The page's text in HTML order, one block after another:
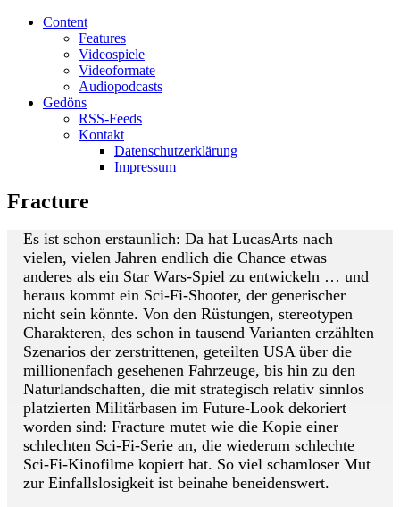
Content
Features
Videospiele
Videoformate
Audiopodcasts
Gedöns
RSS-Feeds
Kontakt
Datenschutzerklärung
Impressum
Fracture
Es ist schon erstaunlich: Da hat LucasArts nach
vielen, vielen Jahren endlich die Chance etwas
anderes als ein Star Wars-Spiel zu entwickeln … und
heraus kommt ein Sci-Fi-Shooter, der generischer
nicht sein könnte. Von den Rüstungen, stereotypen
Charakteren, des schon in tausend Varianten erzählten
Szenarios der zerstrittenen, geteilten USA über die
millionenfach gesehenen Fahrzeuge, bis hin zu den
Naturlandschaften, die mit strategisch relativ sinnlos
platzierten Militärbasen im Future-Look dekoriert
worden sind: Fracture mutet wie die Kopie einer
schlechten Sci-Fi-Serie an, die wiederum schlechte
Sci-Fi-Kinofilme kopiert hat. So viel schamloser Mut
zur Einfallslosigkeit ist beinahe beneidenswert.